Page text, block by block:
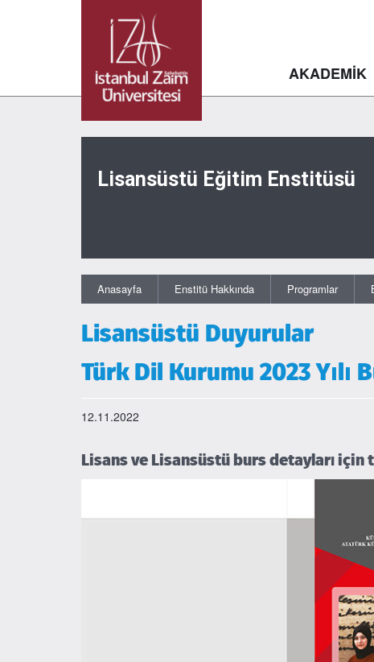
AKADEMİK
Lisansüstü Eğitim Enstitüsü
Anasayfa Enstitü Hakkında Programlar
Lisansüstü Duyurular
Türk Dil Kurumu 2023 Yılı
12.11.2022
Lisans ve Lisansüstü burs detayları için